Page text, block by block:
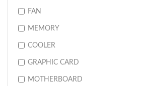
FAN
MEMORY
COOLER
GRAPHIC CARD
MOTHERBOARD